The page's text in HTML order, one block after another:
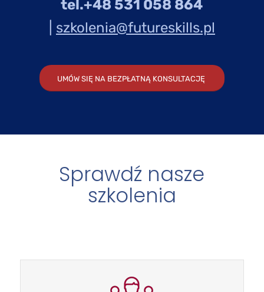
tel.+48 531 058 864
szkolenia@futureskills.pl
UMÓW SIĘ NA BEZPŁATNĄ KONSULTACJĘ
Sprawdź nasze
szkolenia